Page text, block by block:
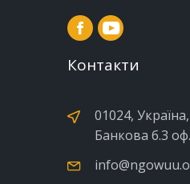
Контакти
01024,
Банкова б.3